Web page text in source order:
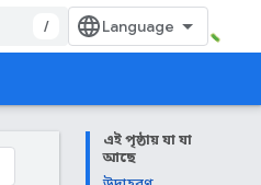
/
এই পৃষ্ঠায় যা যা
আছে